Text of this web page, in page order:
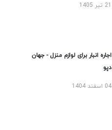
21 تیر 1405
اجاره انبار برای لوازم منزل - جهان
دپو
04 اسفند 1404